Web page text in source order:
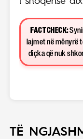
FACT CHECK:
lajmet në mënyrë
diçka që nuk
TË